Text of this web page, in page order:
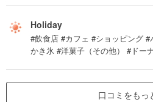
Holiday
#飲食店 #カフェ #ショッピング
かき氷 #洋菓子（その他） #ドー
口コミをもっ